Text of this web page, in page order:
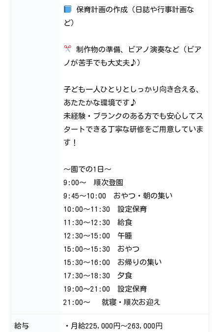
保育計画の作成（日誌や行事計画な
ど）
制作物の準備、ピアノ演奏など（ピア
ノが苦手でも大丈夫♪）
子ども一人ひとりとしっかり向き合える、
あたたかな環境です♪
未経験・ブランクのある方でも安心してス
タートできる丁寧な研修をご用意していま
す！
～園での1日～
9:00～ 順次登園
9:45～10:00 おやつ・朝の集い
10:00～11:30 設定保育
11:30～12:30 給食
12:30～15:00 午睡
15:00～15:30 おやつ
15:30～16:00 お帰りの集い
17:30～18:30 夕食
19:00～21:00 設定保育
21:00～ 就寝・順次お迎え
給与
・月給225,000円～263,000円